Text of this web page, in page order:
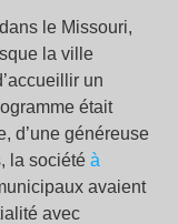
le Missouri,
la ville
un
était
d’une généreuse
la société à
avaient
avec